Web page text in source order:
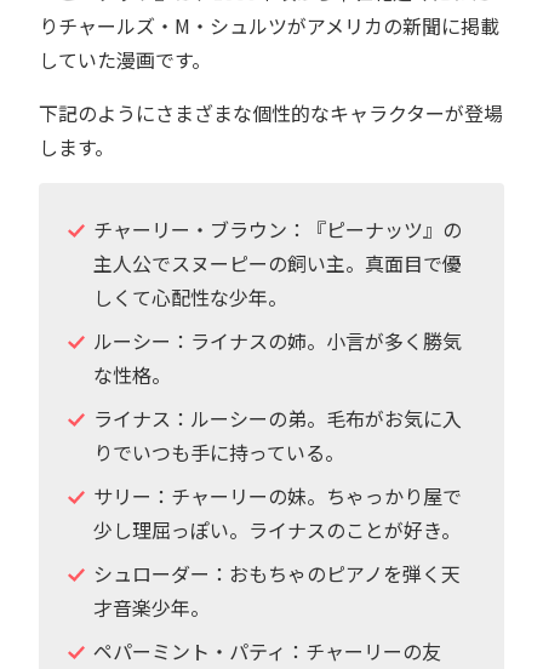
りチャールズ・M・シュルツがアメリカの新聞に掲載
していた漫画です。
下記のようにさまざまな個性的なキャラクターが登場
します。
チャーリー・ブラウン：『ピーナッツ』の
主人公でスヌーピーの飼い主。真面目で優
しくて心配性な少年。
ルーシー：ライナスの姉。小言が多く勝気
な性格。
ライナス：ルーシーの弟。毛布がお気に入
りでいつも手に持っている。
サリー：チャーリーの妹。ちゃっかり屋で
少し理屈っぽい。ライナスのことが好き。
シュローダー：おもちゃのピアノを弾く天
才音楽少年。
ペパーミント・パティ：チャーリーの友